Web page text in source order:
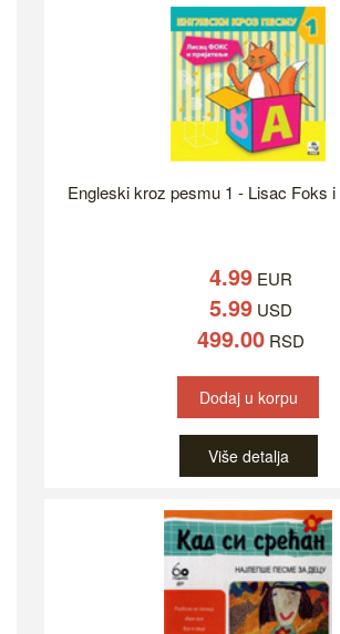
Engleski kroz pesmu 1 - Lisac Foks i
4.99 EUR
5.99 USD
499.00 RSD
Dodaj u korpu
Više detalja